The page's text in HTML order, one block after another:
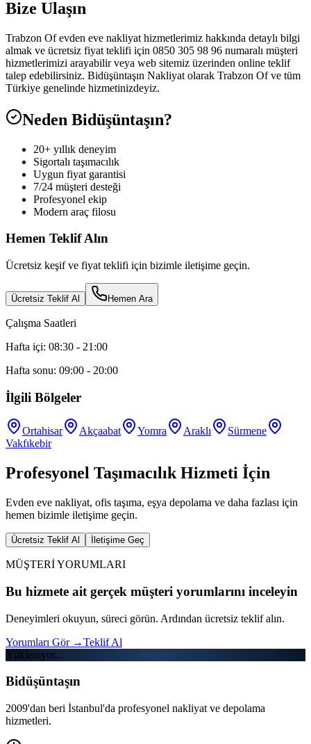
Bize Ulaşın
Trabzon Of evden eve nakliyat hizmetlerimiz hakkında detaylı bilgi
almak ve ücretsiz fiyat teklifi için 0850 305 98 96 numaralı müşteri
hizmetlerimizi arayabilir veya web sitemiz üzerinden online teklif
talep edebilirsiniz. Bidüşüntaşın Nakliyat olarak Trabzon Of ve tüm
Türkiye genelinde hizmetinizdeyiz.
Neden Bidüşüntaşın?
20+ yıllık deneyim
Sigortalı taşımacılık
Uygun fiyat garantisi
7/24 müşteri desteği
Profesyonel ekip
Modern araç filosu
Hemen Teklif Alın
Ücretsiz keşif ve fiyat teklifi için bizimle iletişime geçin.
Ücretsiz Teklif Al Hemen Ara
Çalışma Saatleri
Hafta içi: 08:30 - 21:00
Hafta sonu: 09:00 - 20:00
İlgili Bölgeler
Ortahisar Akçaabat Yomra Araklı
Sürmene
Vakfıkebir
Profesyonel Taşımacılık Hizmeti İçin
Evden eve nakliyat, ofis taşıma, eşya depolama ve daha fazlası için
hemen bizimle iletişime geçin.
Ücretsiz Teklif Al İletişime Geç
MÜŞTERİ YORUMLARI
Bu hizmete ait gerçek müşteri yorumlarını inceleyin
Deneyimleri okuyun, süreci görün. Ardından ücretsiz teklif alın.
Yorumları Gör →Teklif Al
Yükleniyor...
Bidüşüntaşın
2009'dan beri İstanbul'da profesyonel nakliyat ve depolama
hizmetleri.